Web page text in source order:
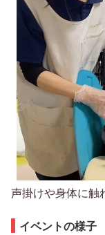
声掛けや身体に触
イベントの様子